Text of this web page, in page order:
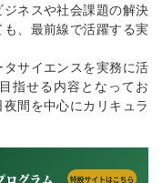
ネスや社会課題の解決
、最前線で活躍する実
サイエンスを実務に活
指せる内容となってお
間を中心にカリキュラ